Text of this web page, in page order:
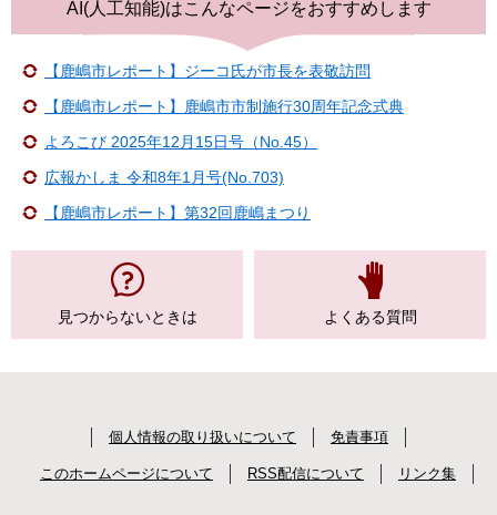
AI(人工知能)はこんなページをおすすめします
【鹿嶋市レポート】ジーコ氏が市長を表敬訪問
【鹿嶋市レポート】鹿嶋市市制施行30周年記念式典
よろこび 2025年12月15日号（No.45）
広報かしま 令和8年1月号(No.703)
【鹿嶋市レポート】第32回鹿嶋まつり
見つからないときは よくある質問
個人情報の取り扱いについて 免責事項
このホームページについて RSS配信について リンク集